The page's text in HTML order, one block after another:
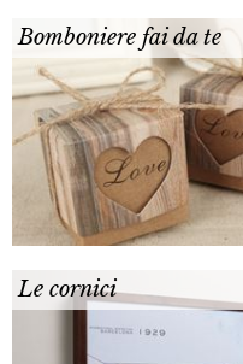
Bomboniere fai da te
Le cornici